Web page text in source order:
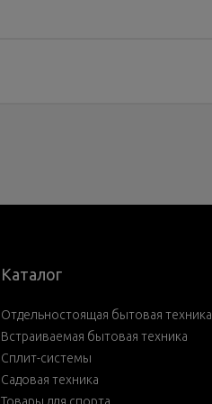
Каталог
Отдельностоящая бытовая техника
Встраиваемая бытовая техника
Сплит-системы
Садовая техника